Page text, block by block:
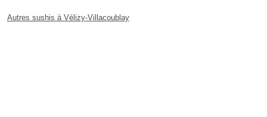
Autres sushis à Vélizy-Villacoublay